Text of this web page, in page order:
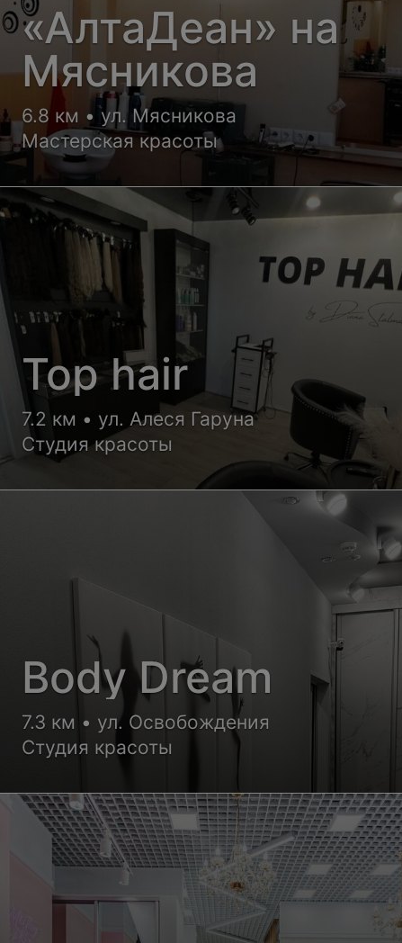
«АлтаДеан» на
Мясникова
6.8 км • ул. Мясникова
Мастерская красоты
Top hair
7.2 км • ул. Алеся Гаруна
Студия красоты
Body Dream
7.3 км • ул. Освобождения
Студия красоты